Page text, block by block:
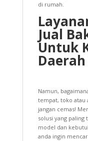
di rumah.
Jual
Untuk
Namun,
tempat, toko atau
jangan cemas!
solusi yang
model dan
anda ingin